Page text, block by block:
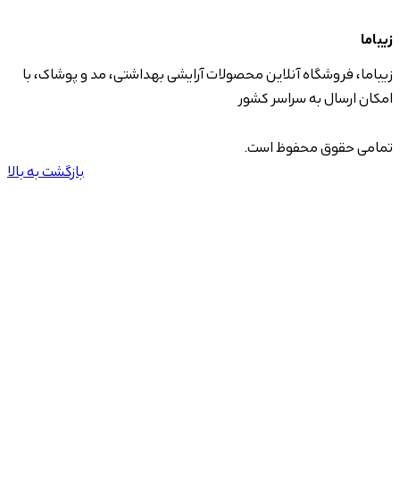
زیباما
زیباما، فروشگاه آنلاین محصولات آرایشی بهداشتی، مد و پوشاک، با
امکان ارسال به سراسر کشور
تمامی حقوق محفوظ است.
بازگشت به بالا